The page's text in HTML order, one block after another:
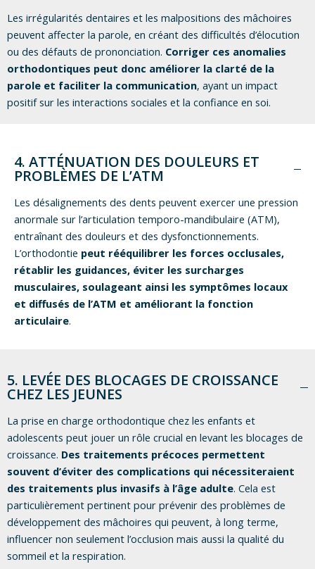
Les irrégularités dentaires et les malpositions des mâchoires
peuvent affecter la parole, en créant des difficultés d’élocution
ou des défauts de prononciation. Corriger ces anomalies
orthodontiques peut donc améliorer la clarté de la
parole et faciliter la communication, ayant un impact
positif sur les interactions sociales et la confiance en soi.
4. ATTÉNUATION DES DOULEURS ET
PROBLÈMES DE L’ATM
Les désalignements des dents peuvent exercer une pression
anormale sur l’articulation temporo-mandibulaire (ATM),
entraînant des douleurs et des dysfonctionnements.
L’orthodontie peut rééquilibrer les forces occlusales,
rétablir les guidances, éviter les surcharges
musculaires, soulageant ainsi les symptômes locaux
et diffusés de l’ATM et améliorant la fonction
articulaire.
5. LEVÉE DES BLOCAGES DE CROISSANCE
CHEZ LES JEUNES
La prise en charge orthodontique chez les enfants et
adolescents peut jouer un rôle crucial en levant les blocages de
croissance. Des traitements précoces permettent
souvent d’éviter des complications qui nécessiteraient
des traitements plus invasifs à l’âge adulte. Cela est
particulièrement pertinent pour prévenir des problèmes de
développement des mâchoires qui peuvent, à long terme,
influencer non seulement l’occlusion mais aussi la qualité du
sommeil et la respiration.